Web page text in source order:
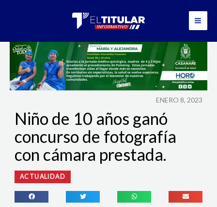
ENERO 8, 2023
Niño de 10 años ganó
concurso de fotografía
con cámara prestada.
ACTUALIDAD